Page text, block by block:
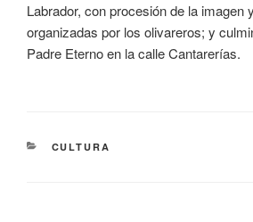
Labrador, con procesión de la imagen
organizadas por los olivareros; y
Padre Eterno en la calle Cantarerías.
CATEGORÍAS
CULTURA